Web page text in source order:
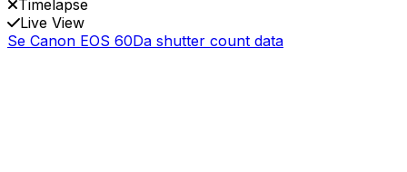
Timelapse
Live View
Se Canon EOS 60Da shutter count data